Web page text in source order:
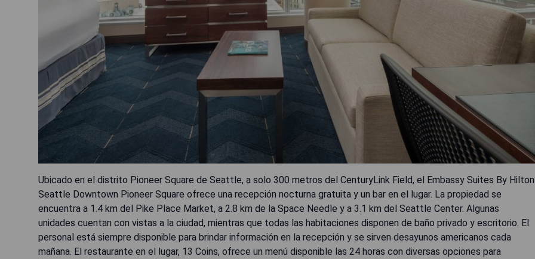
Ubicado en el distrito Pioneer Square de Seattle, a solo 300 metros del CenturyLink Field, el Embassy Suites By Hilton
Seattle Downtown Pioneer Square ofrece una recepción nocturna gratuita y un bar en el lugar. La propiedad se
encuentra a 1.4 km del Pike Place Market, a 2.8 km de la Space Needle y a 3.1 km del Seattle Center. Algunas
unidades cuentan con vistas a la ciudad, mientras que todas las habitaciones disponen de baño privado y escritorio. El
personal está siempre disponible para brindar información en la recepción y se sirven desayunos americanos cada
mañana. El restaurante en el lugar, 13 Coins, ofrece un menú disponible las 24 horas con diversas opciones para